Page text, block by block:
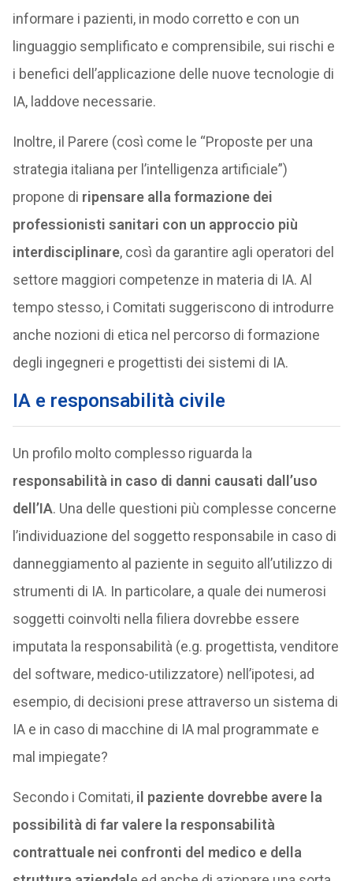
informare i pazienti, in modo corretto e con un
linguaggio semplificato e comprensibile, sui rischi e
i benefici dell’applicazione delle nuove tecnologie di
IA, laddove necessarie.
Inoltre, il Parere (così come le “Proposte per una
strategia italiana per l’intelligenza artificiale”)
propone di ripensare alla formazione dei
professionisti sanitari con un approccio più
interdisciplinare, così da garantire agli operatori del
settore maggiori competenze in materia di IA. Al
tempo stesso, i Comitati suggeriscono di introdurre
anche nozioni di etica nel percorso di formazione
degli ingegneri e progettisti dei sistemi di IA.
IA e responsabilità civile
Un profilo molto complesso riguarda la
responsabilità in caso di danni causati dall’uso
dell’IA. Una delle questioni più complesse concerne
l’individuazione del soggetto responsabile in caso di
danneggiamento al paziente in seguito all’utilizzo di
strumenti di IA. In particolare, a quale dei numerosi
soggetti coinvolti nella filiera dovrebbe essere
imputata la responsabilità (e.g. progettista, venditore
del software, medico-utilizzatore) nell’ipotesi, ad
esempio, di decisioni prese attraverso un sistema di
IA e in caso di macchine di IA mal programmate e
mal impiegate?
Secondo i Comitati,il paziente dovrebbe avere la
possibilità di far valere la responsabilità
contrattuale nei confronti del medico e della